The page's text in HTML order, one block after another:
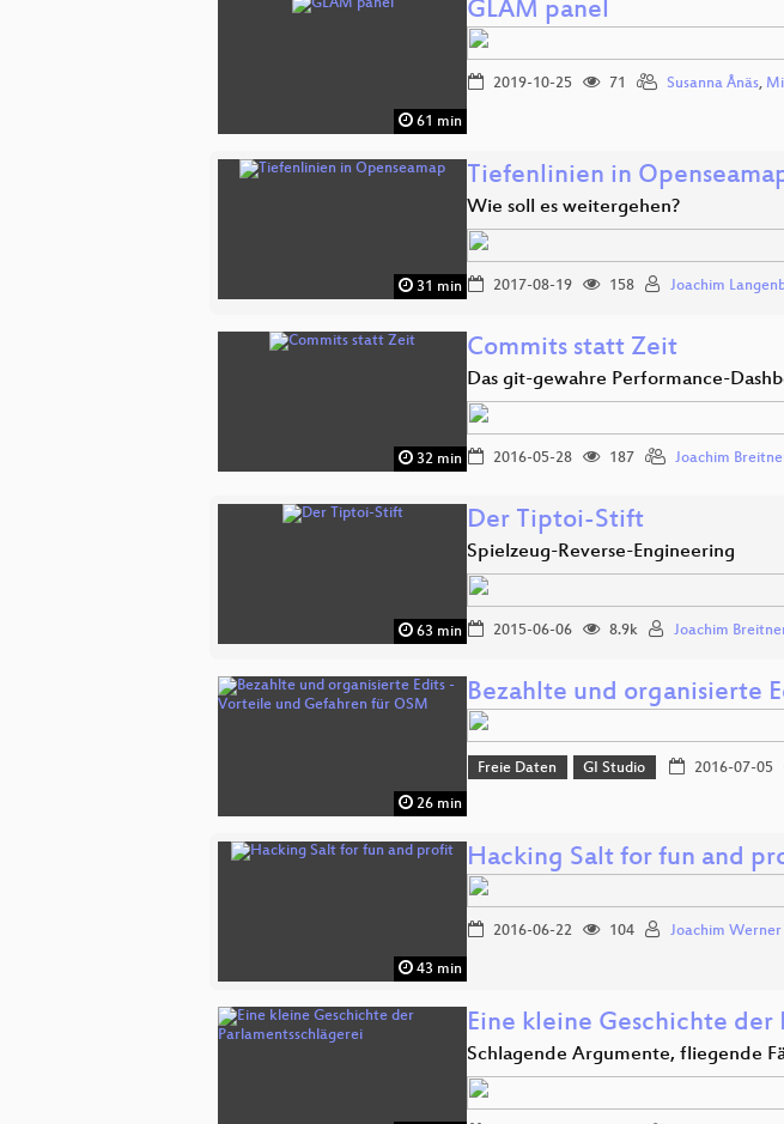
61 min
GLAM panel
2019-10-25 71 Susanna Ånäs,
31 min
Tiefenlinien in
Wie soll es weitergehen?
2017-08-19 158 Joachim
32 min
Commits statt Zeit
Das git-gewahre Performance-
2016-05-28 187 Joachim
63 min
Der Tiptoi-Stift
Spielzeug-Reverse-Engineering
2015-06-06 8.9k Joachim
26 min
Bezahlte und organisierte
Freie Daten GI Studio 2016-07-05
43 min
Hacking Salt for fun and
2016-06-22 104 Joachim Werner
Eine kleine Geschichte der
Schlagende Argumente, fliegende